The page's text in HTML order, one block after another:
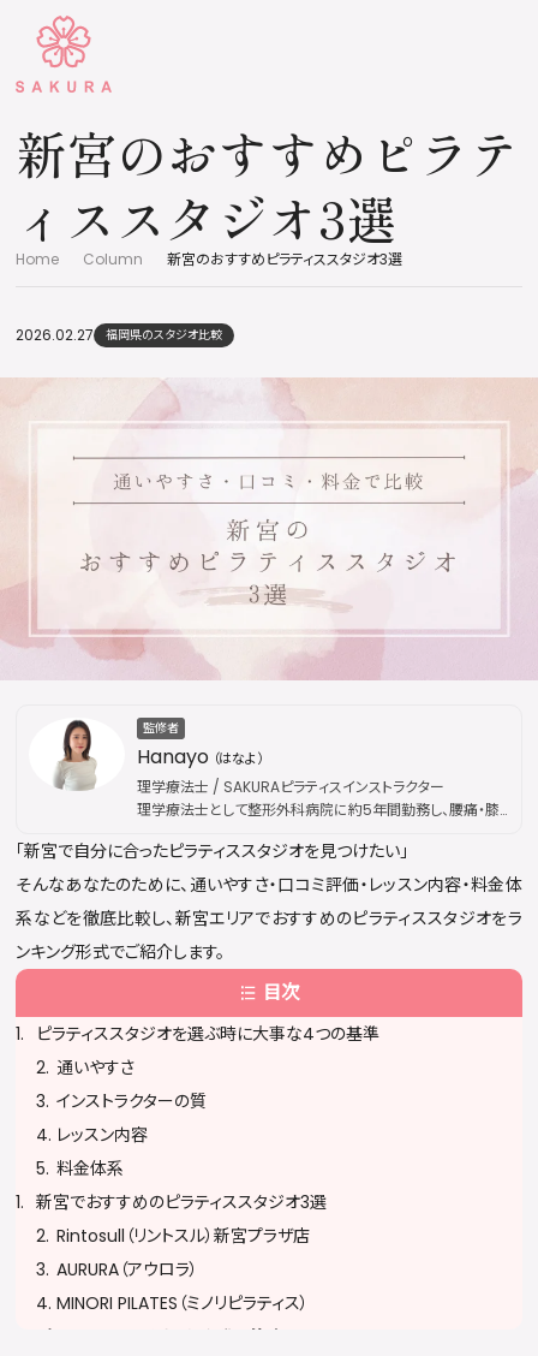
新宮のおすすめピラテ
ィススタジオ3選
Home Column 新宮のおすすめピラティススタジオ3選
2026.02.27 福岡県のスタジオ比較
監修者
Hanayo （はなよ）
理学療法士 / SAKURAピラティスインストラクター
理学療法士として整形外科病院に約5年間勤務し、腰痛・膝
を担当。その後、国際的なピラティス資格団体「Peak
Pilates」の認定資格を取得し、指導歴は通算5年に及ぶ。現
療現場で培った解剖学・運動療法の専門知識を土台に、身体
の仕組みに基づいた本質的な姿勢改善・疼痛ケアを提供し
ている。出勤枠は公開後すぐに満員となることが多く、キャン
セル待ちが続出するほどの人気を誇る。
「新宮で自分に合ったピラティススタジオを見つけたい」
そんなあなたのために、通いやすさ・口コミ評価・レッスン内容・料金体
系などを徹底比較し、新宮エリアでおすすめのピラティススタジオをラ
ンキング形式でご紹介します。
目次
ピラティススタジオを選ぶ時に大事な4つの基準
通いやすさ
インストラクターの質
レッスン内容
料金体系
新宮でおすすめのピラティススタジオ3選
Rintosull（リントスル）新宮プラザ店
AURURA（アウロラ）
MINORI PILATES（ミノリピラティス）
ピラティススタジオに通う際の注意